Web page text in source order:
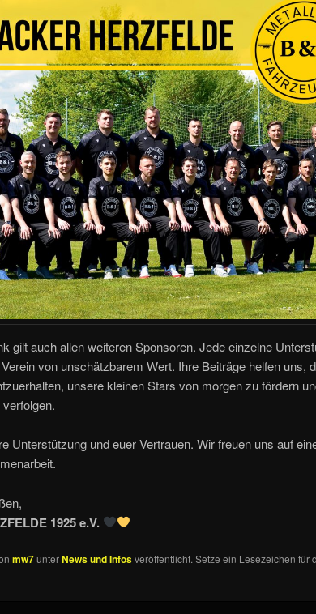
gilt auch allen weiteren Sponsoren. Jede einzelne
von unschätzbarem Wert. Ihre Beiträge helfen uns,
unsere kleinen Stars von morgen zu fördern
Unterstützung und euer Vertrauen. Wir freuen uns auf
1925 e.V.
mw7unterNews und Infosveröffentlicht. Setze ein Lesezeichen für